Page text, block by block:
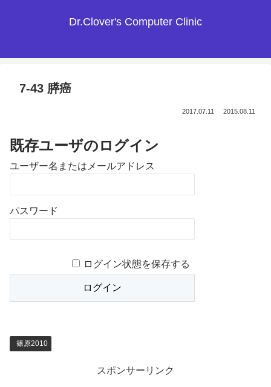
Dr.Clover's Computer Clinic
7-43 膵癌
2017.07.11 2015.08.11
既存ユーザのログイン
ユーザー名またはメールアドレス
パスワード
ログイン状態を保存する
篠原2010
スポンサーリンク